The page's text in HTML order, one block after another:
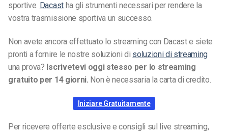
sportive. Dacastha gli strumenti necessari per rendere la
vostra trasmissione sportiva un successo.
Non avete ancora effettuato lo streaming con Dacast e siete
pronti a fornire le nostre soluzioni di soluzioni di streaming
una prova? Iscrivetevi oggi stesso per lo streaming
gratuito per 14 giorni. Non è necessaria la carta di credito.
Iniziare Gratuitamente
Per ricevere offerte esclusive e consigli sul live streaming,